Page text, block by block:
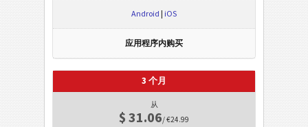
Android | iOS
应用程序内购买
3 个月
从
$ 31.06/ €24.99